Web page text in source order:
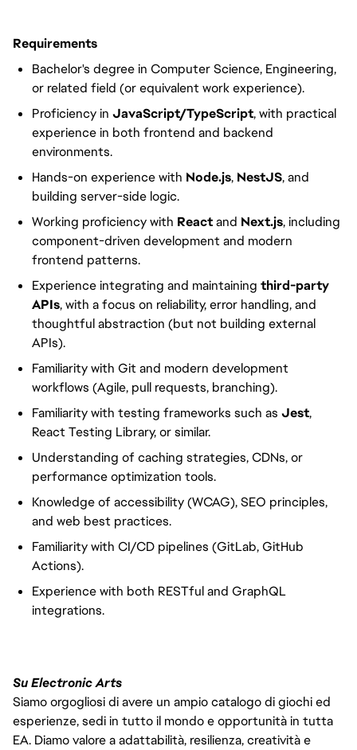
Requirements
Bachelor's degree in Computer Science, Engineering,
or related field (or equivalent work experience).
Proficiency in JavaScript/TypeScript, with practical
experience in both frontend and backend
environments.
Hands-on experience with Node.js, NestJS, and
building server-side logic.
Working proficiency with Reactand Next.js, including
component-driven development and modern
frontend patterns.
Experience integrating and maintaining third-party
APIs, with a focus on reliability, error handling, and
thoughtful abstraction (but not building external
APIs).
Familiarity with Git and modern development
workflows (Agile, pull requests, branching).
Familiarity with testing frameworks such as Jest,
React Testing Library, or similar.
Understanding of caching strategies, CDNs, or
performance optimization tools.
Knowledge of accessibility (WCAG), SEO principles,
and web best practices.
Familiarity with CI/CD pipelines (GitLab, GitHub
Actions).
Experience with both RESTful and GraphQL
integrations.
Su Electronic Arts
Siamo orgogliosi di avere un ampio catalogo di giochi ed
esperienze, sedi in tutto il mondo e opportunità in tutta
EA. Diamo valore a adattabilità, resilienza, creatività e